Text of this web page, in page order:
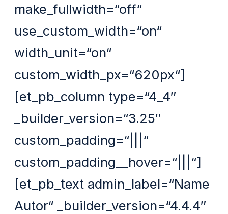
make_fullwidth=“off“
use_custom_width=“on“
width_unit=“on“
custom_width_px=“620px“]
[et_pb_column type=“4_4″
_builder_version=“3.25″
custom_padding=“|||“
custom_padding__hover=“|||“]
[et_pb_text admin_label=“Name
Autor“ _builder_version=“4.4.4″